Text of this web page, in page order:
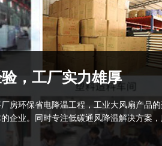
，工厂实力雄厚
房环保省电降温工程，工业大风扇产品
企业。同时专注低碳通风降温解决方案